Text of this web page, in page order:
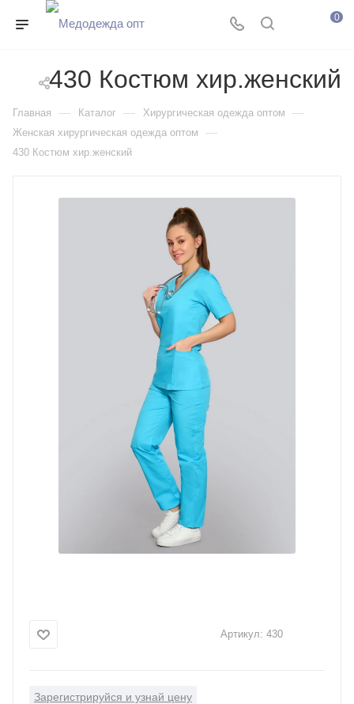
0
430 Костюм хир.женский
Главная — Каталог — Хирургическая одежда оптом —
Женская хирургическая одежда оптом —
430 Костюм хир.женский
Артикул: 430
Зарегистрируйся и узнай цену